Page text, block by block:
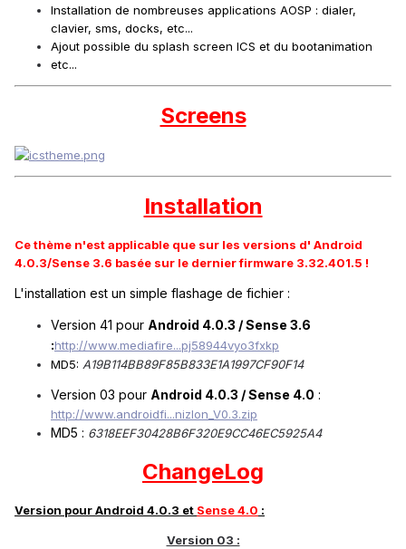
Installation de nombreuses applications AOSP : dialer,
clavier, sms, docks, etc...
Ajout possible du splash screen ICS et du bootanimation
etc...
Screens
Installation
Ce thème n'est applicable que sur les versions d' Android
4.0.3/Sense 3.6 basée sur le dernier firmware 3.32.401.5 !
L'installation est un simple flashage de fichier :
Version 41 pour Android 4.0.3 / Sense 3.6
:http://www.mediafire...pj58944vyo3fxkp
MD5: A19B114BB89F85B833E1A1997CF90F14
Version 03 pour Android 4.0.3 / Sense 4.0 :
http://www.androidfi...nizlon_V0.3.zip
MD5 : 6318EEF30428B6F320E9CC46EC5925A4
ChangeLog
Version pour Android 4.0.3 et Sense 4.0 :
Version 03 :